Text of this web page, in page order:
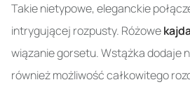
Takie nietypowe, eleganckie
intrygującej rozpusty. Różowe
wiązanie gorsetu. Wstążka dodaje
również możliwość całkowitego